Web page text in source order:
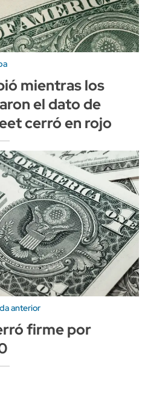
mientras los
el dato de
cerró en rojo
anterior
firme por